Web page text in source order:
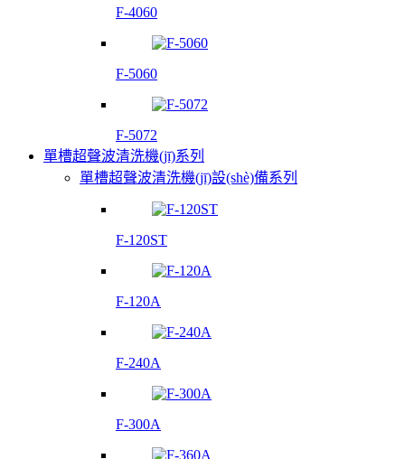
F-4060
F-5060
F-5072
單槽超聲波清洗機(jī)系列
單槽超聲波清洗機(jī)設(shè)備系列
F-120ST
F-120A
F-240A
F-300A